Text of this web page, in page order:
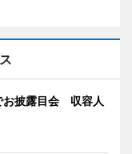
お披露目会 収容人